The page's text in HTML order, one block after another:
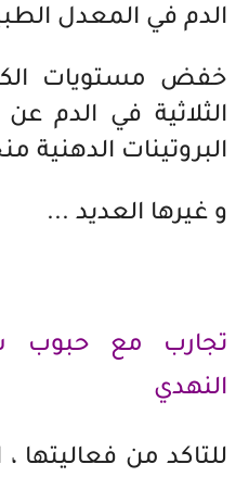
الدم في المعدل
خفض مستويات
الثلاثية في الدم
البروتينات الدهنية
و غيرها العديد ...
تجارب مع حبوب
النهدي
للتاكد من فعاليتها